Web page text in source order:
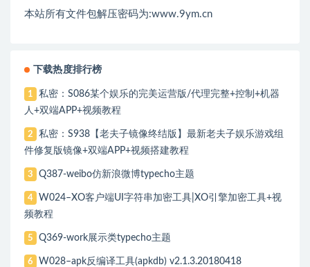
本站所有文件包解压密码为:www.9ym.cn
下载热度排行榜
1
私密：S086某个娱乐的完美运营版/代理完整+控制+机器
人+双端APP+视频教程
2
私密：S938【老夫子镜像终结版】最新老夫子娱乐游戏组
件修复版镜像+双端APP+视频搭建教程
3 Q387-weibo仿新浪微博typecho主题
4
W024–XO客户端UI字符串加密工具|XO引擎加密工具+视
频教程
5 Q369-work展示类typecho主题
6 W028–apk反编译工具(apkdb) v2.1.3.20180418